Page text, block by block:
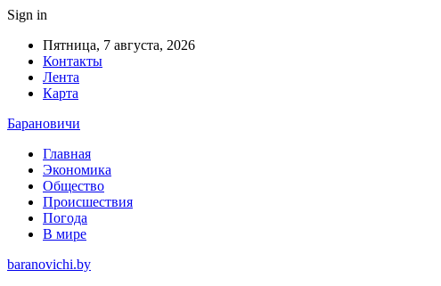
Sign in
Пятница, 7 августа, 2026
Контакты
Лента
Карта
Барановичи
Главная
Экономика
Общество
Происшествия
Погода
В мире
baranovichi.by